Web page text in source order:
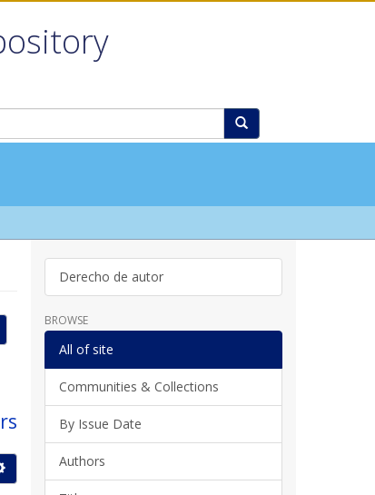
Derecho de autor
BROWSE
All of site
Communities & Collections
By Issue Date
Authors